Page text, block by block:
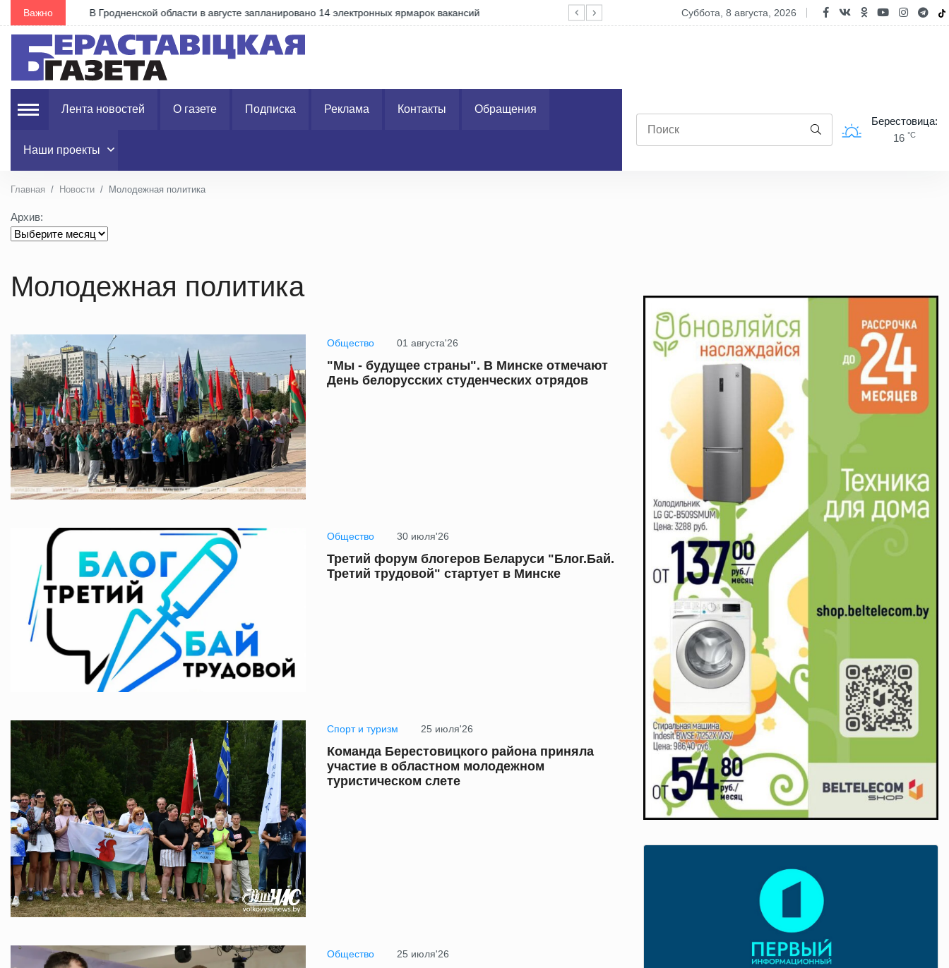
Важно В Гродненской области в августе запланировано 14 электронных ярмарок вакансий ГАИ усилила контроль на дорогах страны в выходные
суббота, 8 августа, 2026
Лента новостей О газете Подписка Реклама Контакты Обращения
Наши проекты
Берестовица:
16 °C
Главная Новости Молодежная политика
Архив:
Молодежная политика
Общество 01 августа'26
"Мы - будущее страны". В Минске отмечают
День белорусских студенческих отрядов
Общество 30 июля'26
Третий форум блогеров Беларуси "Блог.Бай.
Третий трудовой" стартует в Минске
Спорт и туризм 25 июля'26
Команда Берестовицкого района приняла
участие в областном молодежном
туристическом слете
Общество 25 июля'26